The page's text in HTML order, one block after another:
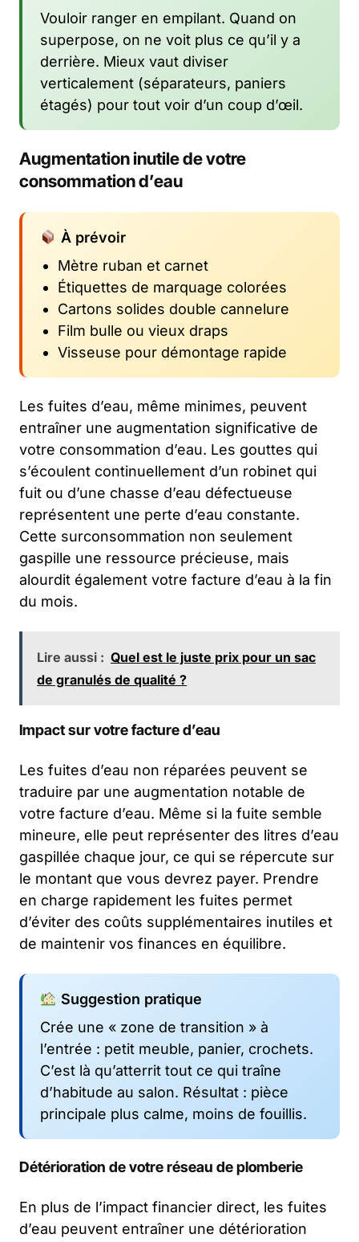
Vouloir ranger en empilant. Quand on
superpose, on ne voit plus ce qu’il y a
derrière. Mieux vaut diviser
verticalement (séparateurs, paniers
étagés) pour tout voir d’un coup d’œil.
Augmentation inutile de votre
consommation d’eau
À prévoir
Mètre ruban et carnet
Étiquettes de marquage colorées
Cartons solides double cannelure
Film bulle ou vieux draps
Visseuse pour démontage rapide
Les fuites d’eau, même minimes, peuvent
entraîner une augmentation significative de
votre consommation d’eau. Les gouttes qui
s’écoulent continuellement d’un robinet qui
fuit ou d’une chasse d’eau défectueuse
représentent une perte d’eau constante.
Cette surconsommation non seulement
gaspille une ressource précieuse, mais
alourdit également votre facture d’eau à la fin
du mois.
Lire aussi : Quel est le juste prix pour un sac
de granulés de qualité ?
Impact sur votre facture d’eau
Les fuites d’eau non réparées peuvent se
traduire par une augmentation notable de
votre facture d’eau. Même si la fuite semble
mineure, elle peut représenter des litres d’eau
gaspillée chaque jour, ce qui se répercute sur
le montant que vous devrez payer. Prendre
en charge rapidement les fuites permet
d’éviter des coûts supplémentaires inutiles et
de maintenir vos finances en équilibre.
Suggestion pratique
Crée une « zone de transition » à
l’entrée : petit meuble, panier, crochets.
C’est là qu’atterrit tout ce qui traîne
d’habitude au salon. Résultat : pièce
principale plus calme, moins de fouillis.
Détérioration de votre réseau de plomberie
En plus de l’impact financier direct, les fuites
d’eau peuvent entraîner une détérioration